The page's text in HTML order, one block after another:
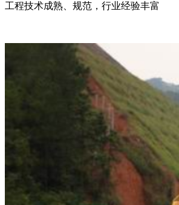
工程技术成熟、规范，行业经验丰富